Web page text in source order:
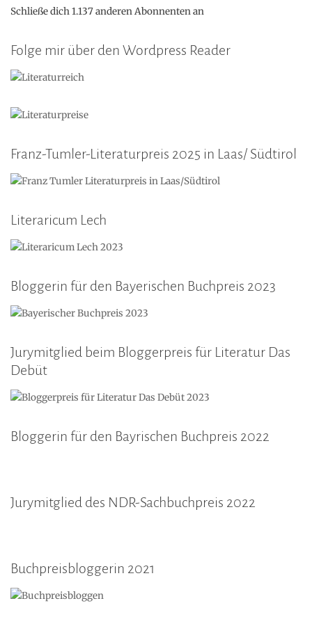
Schließe dich 1.137 anderen Abonnenten an
Folge mir über den Wordpress Reader
Franz-Tumler-Literaturpreis 2025 in Laas/ Südtirol
Literaricum Lech
Bloggerin für den Bayerischen Buchpreis 2023
Jurymitglied beim Bloggerpreis für Literatur Das
Debüt
Bloggerin für den Bayrischen Buchpreis 2022
Jurymitglied des NDR-Sachbuchpreis 2022
Buchpreisbloggerin 2021